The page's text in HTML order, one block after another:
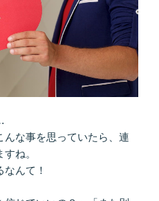
んな事を思っていたら、連
ね。
んて！